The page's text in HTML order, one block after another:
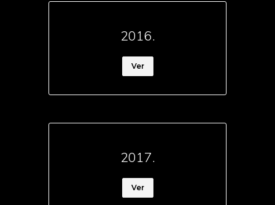
2016.
Ver
2017.
Ver